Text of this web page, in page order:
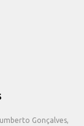
Gonçalves,